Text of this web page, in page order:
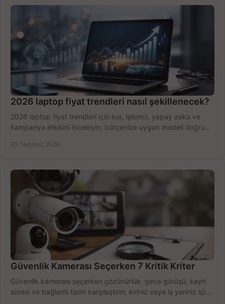
2026 laptop fiyat trendleri nasıl şekillenecek?
2026 laptop fiyat trendleri için kur, işlemci, yapay zeka ve
kampanya etkisini inceleyin; bütçenize uygun modeli doğru
20 Temmuz 2026
Güvenlik Kamerası Seçerken 7 Kritik Kriter
Güvenlik kamerası seçerken çözünürlük, gece görüşü, kayıt
süresi ve bağlantı tipini karşılaştırın; eviniz veya iş yeriniz için